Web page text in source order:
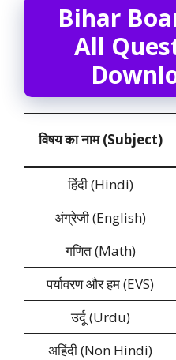
Bihar
All
विषय का नाम (Subject)
हिंदी (Hindi)
अंग्रेजी (English)
गणित (Math)
पर्यावरण और हम (EVS)
उर्दू (Urdu)
अहिंदी (Non Hindi)